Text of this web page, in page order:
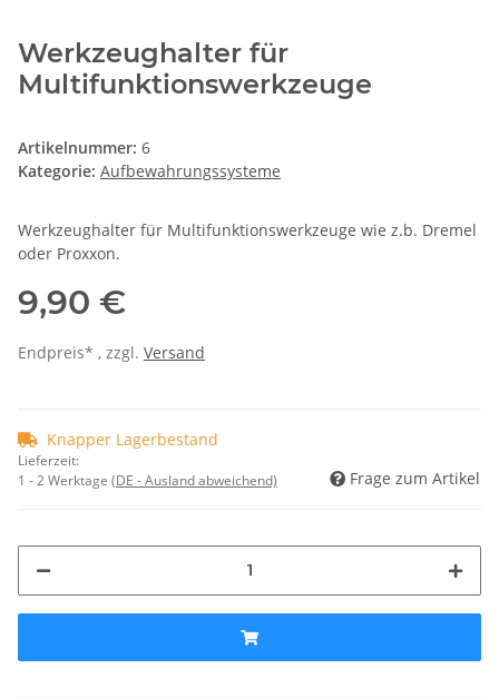
Werkzeughalter für
Multifunktionswerkzeuge
Artikelnummer: 6
Kategorie: Aufbewahrungssysteme
Werkzeughalter für Multifunktionswerkzeuge wie z.b. Dremel
oder Proxxon.
9,90 €
Endpreis* , zzgl. Versand
Knapper Lagerbestand
Lieferzeit:
1 - 2 Werktage (DE - Ausland abweichend) Frage zum Artikel